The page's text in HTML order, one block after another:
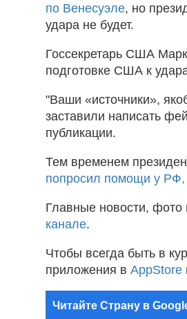
по Венесуэле, но
удара не будет.
Госсекретарь США
подготовке США к
"Ваши «источники»,
заставили написать
публикации.
Тем временем
попросил помощи у РФ,
Главные новости,
канале.
Чтобы всегда быть в
приложения в AppStore
Читайте Страну в